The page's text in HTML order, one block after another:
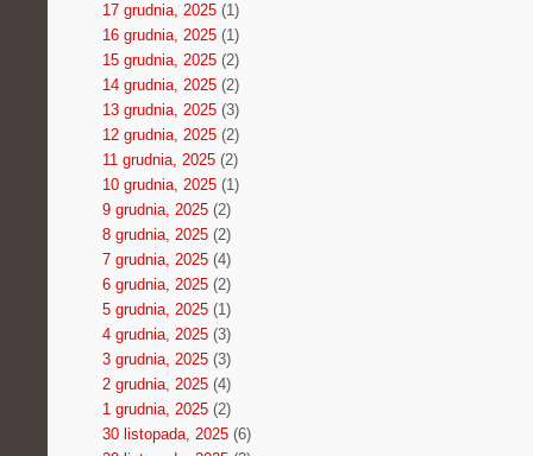
17 grudnia, 2025(1)
16 grudnia, 2025(1)
15 grudnia, 2025(2)
14 grudnia, 2025(2)
13 grudnia, 2025(3)
12 grudnia, 2025(2)
11 grudnia, 2025(2)
10 grudnia, 2025(1)
9 grudnia, 2025(2)
8 grudnia, 2025(2)
7 grudnia, 2025(4)
6 grudnia, 2025(2)
5 grudnia, 2025(1)
4 grudnia, 2025(3)
3 grudnia, 2025(3)
2 grudnia, 2025(4)
1 grudnia, 2025(2)
30 listopada, 2025(6)